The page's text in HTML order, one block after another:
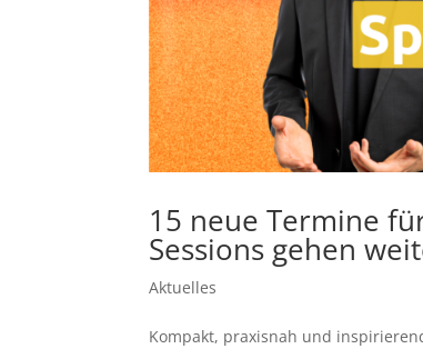
15 neue Termine
Sessions gehen
Aktuelles
Kompakt, praxisnah und